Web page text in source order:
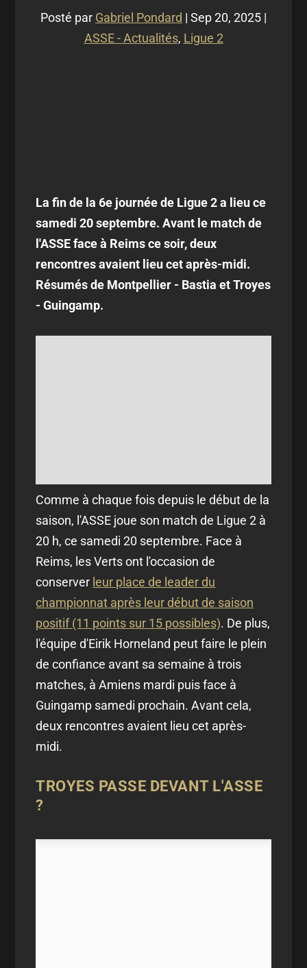
Posté par Gabriel Pondard | Sep 20, 2025 |
ASSE - Actualités, Ligue 2
La fin de la 6e journée de Ligue 2 a lieu ce
samedi 20 septembre. Avant le match de
l'ASSE face à Reims ce soir, deux
rencontres avaient lieu cet après-midi.
Résumés de Montpellier - Bastia et Troyes
- Guingamp.
Comme à chaque fois depuis le début de la
saison, l'ASSE joue son match de Ligue 2 à
20 h, ce samedi 20 septembre. Face à
Reims, les Verts ont l'occasion de
conserver leur place de leader du
championnat après leur début de saison
positif (11 points sur 15 possibles). De plus,
l'équipe d'Eirik Horneland peut faire le plein
de confiance avant sa semaine à trois
matches, à Amiens mardi puis face à
Guingamp samedi prochain. Avant cela,
deux rencontres avaient lieu cet après-
midi.
TROYES PASSE DEVANT L'ASSE
?